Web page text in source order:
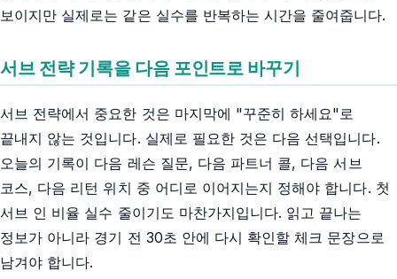
보이지만 실제로는 같은 실수를 반복하는 시간을 줄여줍니다.
서브 전략 기록을 다음 포인트로 바꾸기
서브 전략에서 중요한 것은 마지막에 "꾸준히 하세요"로
끝내지 않는 것입니다. 실제로 필요한 것은 다음 선택입니다.
오늘의 기록이 다음 레슨 질문, 다음 파트너 콜, 다음 서브
코스, 다음 리턴 위치 중 어디로 이어지는지 정해야 합니다. 첫
서브 인 비율 실수 줄이기도 마찬가지입니다. 읽고 끝나는
정보가 아니라 경기 전 30초 안에 다시 확인할 체크 문장으로
남겨야 합니다.